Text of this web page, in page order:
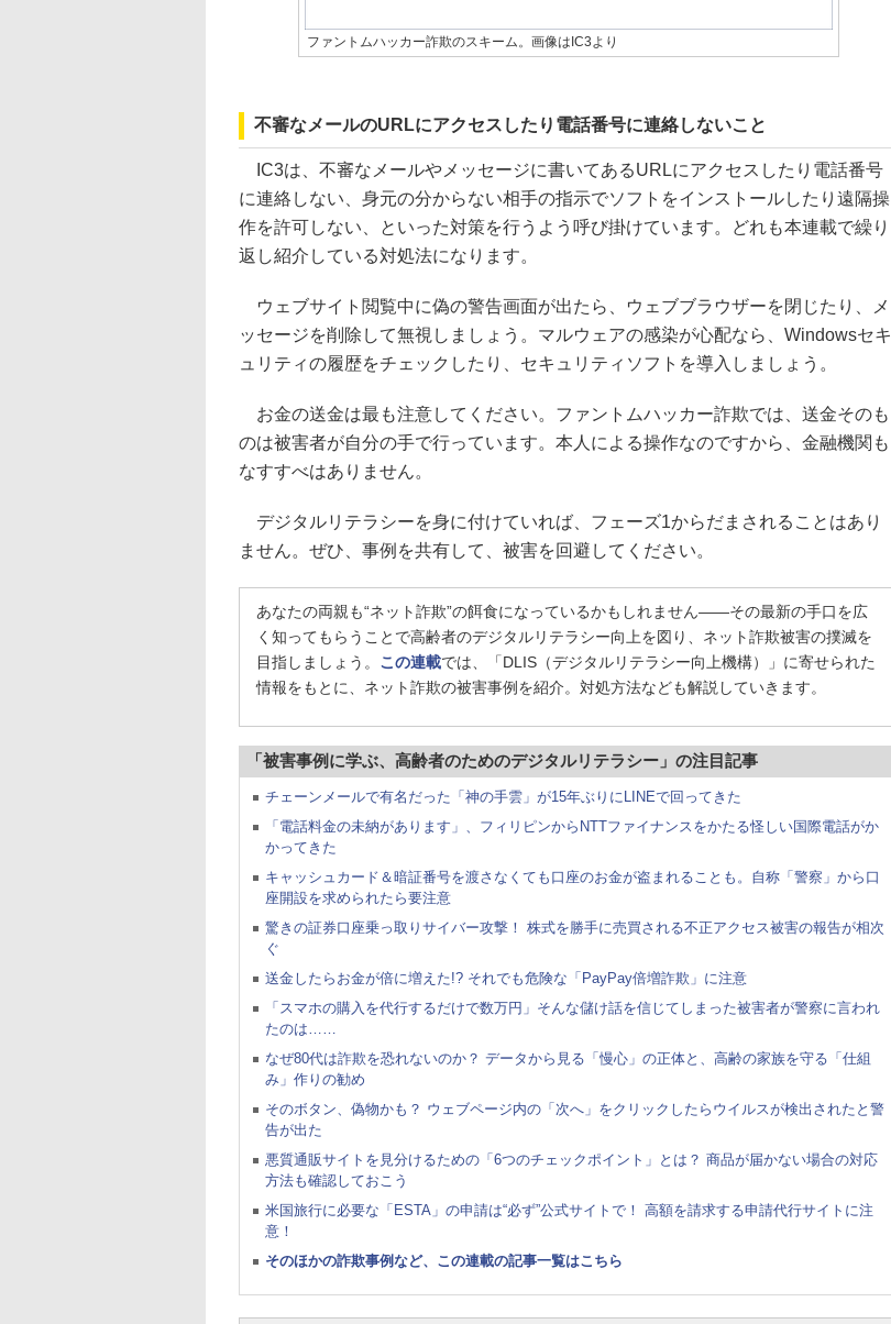
ファントムハッカー詐欺のスキーム。画像はIC3より
不審なメールのURLにアクセスしたり電話番号に連絡しないこと
IC3は、不審なメールやメッセージに書いてあるURLにアクセスしたり電話番号
に連絡しない、身元の分からない相手の指示でソフトをインストールしたり遠隔操
作を許可しない、といった対策を行うよう呼び掛けています。どれも本連載で繰り
返し紹介している対処法になります。
ウェブサイト閲覧中に偽の警告画面が出たら、ウェブブラウザーを閉じたり、メ
ッセージを削除して無視しましょう。マルウェアの感染が心配なら、Windowsセキ
ュリティの履歴をチェックしたり、セキュリティソフトを導入しましょう。
お金の送金は最も注意してください。ファントムハッカー詐欺では、送金そのも
のは被害者が自分の手で行っています。本人による操作なのですから、金融機関も
なすすべはありません。
デジタルリテラシーを身に付けていれば、フェーズ1からだまされることはあり
ません。ぜひ、事例を共有して、被害を回避してください。
あなたの両親も“ネット詐欺”の餌食になっているかもしれません――その最新の手口を広
く知ってもらうことで高齢者のデジタルリテラシー向上を図り、ネット詐欺被害の撲滅を
目指しましょう。 この連載では、「DLIS（デジタルリテラシー向上機構）」に寄せられた
情報をもとに、ネット詐欺の被害事例を紹介。対処方法なども解説していきます。
「被害事例に学ぶ、高齢者のためのデジタルリテラシー」の注目記事
チェーンメールで有名だった「神の手雲」が15年ぶりにLINEで回ってきた
「電話料金の未納があります」、フィリピンからNTTファイナンスをかたる怪しい国際電話がか
かってきた
キャッシュカード＆暗証番号を渡さなくても口座のお金が盗まれることも。自称「警察」から口
座開設を求められたら要注意
驚きの証券口座乗っ取りサイバー攻撃！ 株式を勝手に売買される不正アクセス被害の報告が相次
ぐ
送金したらお金が倍に増えた!? それでも危険な「PayPay倍増詐欺」に注意
「スマホの購入を代行するだけで数万円」そんな儲け話を信じてしまった被害者が警察に言われ
たのは……
なぜ80代は詐欺を恐れないのか？ データから見る「慢心」の正体と、高齢の家族を守る「仕組
み」作りの勧め
そのボタン、偽物かも？ ウェブページ内の「次へ」をクリックしたらウイルスが検出されたと警
告が出た
悪質通販サイトを見分けるための「6つのチェックポイント」とは？ 商品が届かない場合の対応
方法も確認しておこう
米国旅行に必要な「ESTA」の申請は“必ず”公式サイトで！ 高額を請求する申請代行サイトに注
意！
そのほかの詐欺事例など、この連載の記事一覧はこちら